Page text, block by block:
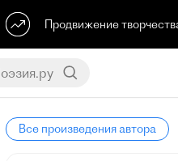
Продвижение
Все произведения автора